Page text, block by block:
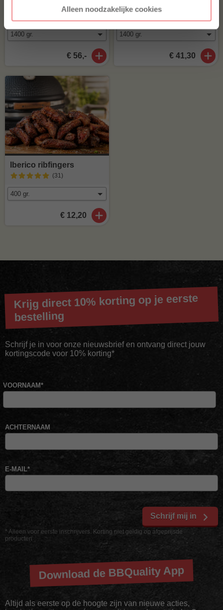
Alleen noodzakelijke cookies
Picanha Tierno
€ 56,-
Maminha Tierno
€ 41,30
Iberico ribfingers
(31)
€ 12,20
Krijg direct 10% korting op je eerste
bestelling
Schrijf je in voor onze nieuwsbrief en ontvang direct jouw
kortingscode voor 10% korting*
* Alleen voor eerste inschrijvers. Korting niet geldig op afgeprijsde
producten
VOORNAAM*
ACHTERNAAM
E-MAIL*
Schrijf mij in
Download de BBQuality App
Altijd als eerste op de hoogte zijn van nieuwe acties,